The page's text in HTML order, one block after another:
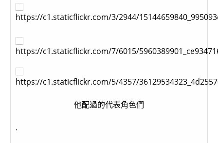
他配過的代表角色們
.